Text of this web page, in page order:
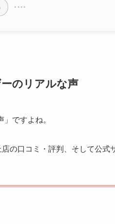
ーのリアルな声
ですよね。
の口コミ・評判、そして公式